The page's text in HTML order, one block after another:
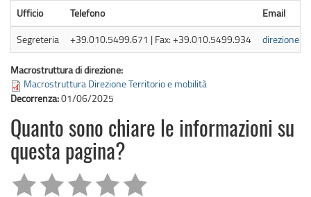
Ufficio
Telefono
Email
Segreteria
+39.010.5499.671 | Fax: +39.010.5499.934
Macrostruttura di direzione:
Macrostruttura Direzione Territorio e mobilità
Decorrenza:01/06/2025
Quanto sono chiare le informazioni su
questa pagina?